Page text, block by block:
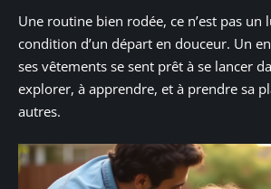
Une routine bien rodée, ce n’est pas un
condition d’un départ en douceur. Un
ses vêtements se sent prêt à se lancer
explorer, à apprendre, et à prendre sa
autres.